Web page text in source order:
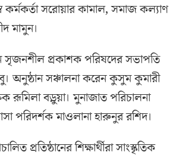
কর্মকর্তা সরোয়ার কামাল, সমাজ কল্যাণ
মামুন।
সৃজনশীল প্রকাশক পরিষদের সভাপতি
অনুষ্ঠান সঞ্চালনা করেন কুসুম কুমারী
রূমিলা বড়ুয়া। মুনাজাত পরিচালনা
পরিদর্শক মাওলানা হারুনুর রশিদ।
প্রতিষ্ঠানের শিক্ষার্থীরা সাংস্কৃতিক